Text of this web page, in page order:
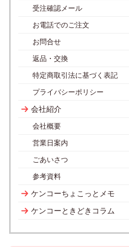
受注確認メール
お電話でのご注文
お問合せ
返品・交換
特定商取引法に基づく表記
プライバシーポリシー
会社紹介
会社概要
営業日案内
ごあいさつ
参考資料
ケンコーちょこっとメモ
ケンコーときどきコラム